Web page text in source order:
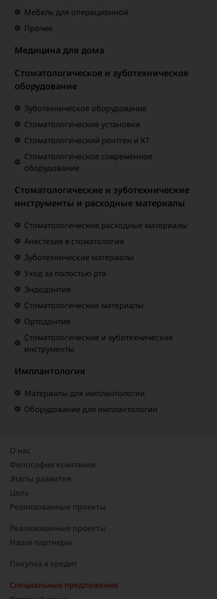
Мебель для операционной
Прочее
Медицина для дома
Стоматологическое и зуботехническое
оборудование
Зуботехническое оборудование
Стоматологические установки
Стоматологический рентген и КТ
Стоматологическое современное
оборудование
Стоматологические и зуботехнические
инструменты и расходные материалы
Стоматологические расходные материалы
Анестезия в стоматологии
Зуботехнические материалы
Уход за полостью рта
Эндодонтия
Стоматологические материалы
Ортодонтия
Стоматологические и зуботехнические
инструменты
Имплантология
Материалы для имплантологии
Оборудование для имплантологии
О нас
Философия компании
Этапы развития
Цель
Реализованные проекты​
Реализованные проекты
Наши партнеры
Покупка в кредит
Специальные предложения